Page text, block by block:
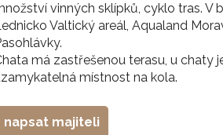
vinných sklípků, cyklo tras. V
Valtický areál, Aqualand
má zastřešenou terasu, u chaty
místnost na kola.
napsat majiteli